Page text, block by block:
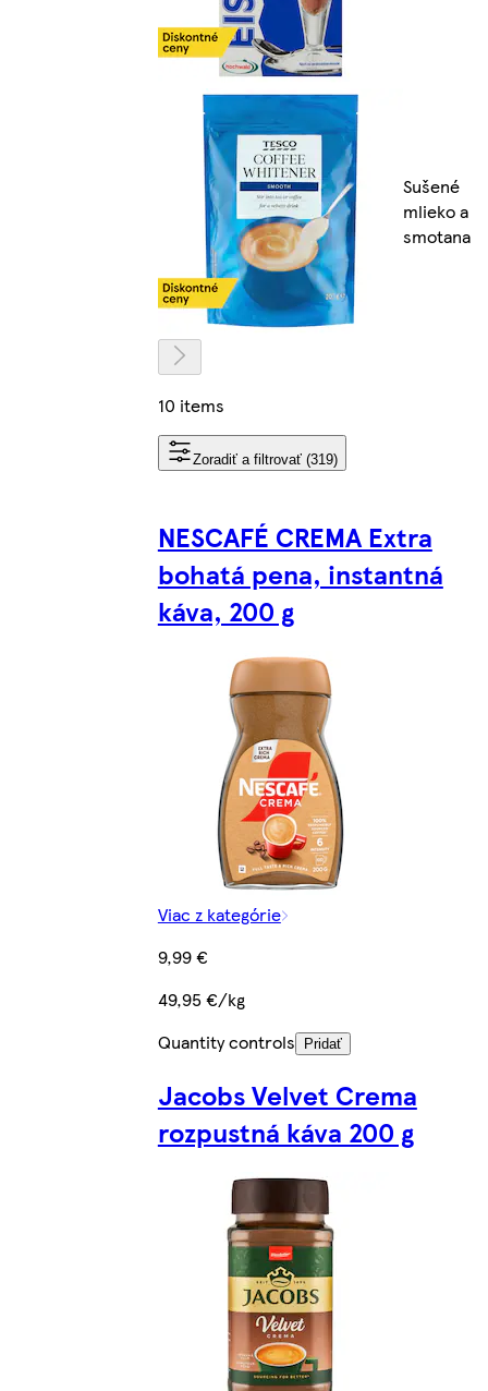
Sušené
mlieko a
smotana
10 items
Zoradiť a filtrovať (319)
NESCAFÉ CREMA Extra
bohatá pena, instantná
káva, 200 g
Viac z kategórie
9,99 €
49,95 €/kg
Quantity controls
Pridať
Jacobs Velvet Crema
rozpustná káva 200 g